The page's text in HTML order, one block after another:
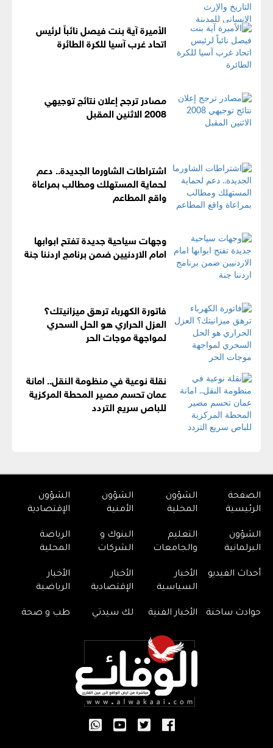
الأميرة آية بنت فيصل نائباً لرئيس
اتحاد غرب آسيا للكرة الطائرة
مصادر ترجح إعلان نتائج توجيهي
2008 الاثنين المقبل
اشتراطات الشاورما الجديدة.. دعم
لحماية المستهلك ومطالب بمراعاة
واقع المطاعم
وجهات سياحية جديدة تفتح ابوابها
امام الاردنيين ضمن برنامج اردننا جنة
فاتورة الكهرباء ترهق ميزانيتك؟
العزل الحراري هو الحل السحري
لمواجهة موجات الحر
نقلة نوعية في منظومة النقل.. امانة
عمان تحسم مصير المحطة المركزية
للباص سريع التردد
الصفحة
الرئيسية
الشؤون
المحلية
الشؤون
الأمنية
الشؤون
الإقتصادية
الشؤون
البرلمانية
التعليم
والجامعات
البنوك و
الشركات
الرياضة
المحلية
أحداث الفيديو
الأخبار
السياسية
الأخبار
الإقتصادية
الأخبار
الرياضية
حوادث ساخنة الأخبار الفنية لك سيدتي طب و صحة